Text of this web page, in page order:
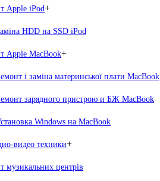
Apple iPod+
HDD на SSD iPod
Apple MacBook+
і заміна материнської плати MacBook
зарядного пристрою и БЖ MacBook
Windows на MacBook
видео техники+
музикальних центрів